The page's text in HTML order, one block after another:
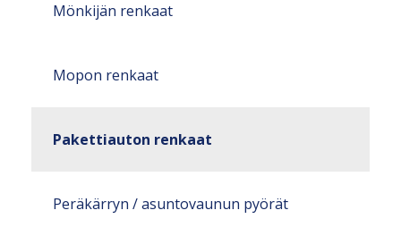
Mönkijän renkaat
Mopon renkaat
Pakettiauton renkaat
Peräkärryn / asuntovaunun pyörät